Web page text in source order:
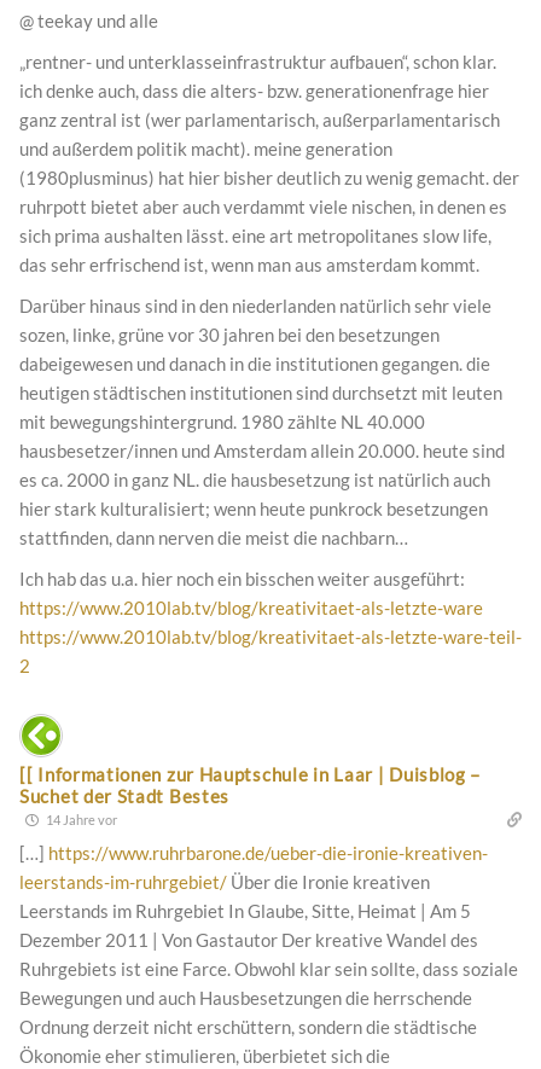
@ teekay und alle
„rentner- und unterklasseinfrastruktur aufbauen“, schon klar.
ich denke auch, dass die alters- bzw. generationenfrage hier
ganz zentral ist (wer parlamentarisch, außerparlamentarisch
und außerdem politik macht). meine generation
(1980plusminus) hat hier bisher deutlich zu wenig gemacht. der
ruhrpott bietet aber auch verdammt viele nischen, in denen es
sich prima aushalten lässt. eine art metropolitanes slow life,
das sehr erfrischend ist, wenn man aus amsterdam kommt.
Darüber hinaus sind in den niederlanden natürlich sehr viele
sozen, linke, grüne vor 30 jahren bei den besetzungen
dabeigewesen und danach in die institutionen gegangen. die
heutigen städtischen institutionen sind durchsetzt mit leuten
mit bewegungshintergrund. 1980 zählte NL 40.000
hausbesetzer/innen und Amsterdam allein 20.000. heute sind
es ca. 2000 in ganz NL. die hausbesetzung ist natürlich auch
hier stark kulturalisiert; wenn heute punkrock besetzungen
stattfinden, dann nerven die meist die nachbarn…
Ich hab das u.a. hier noch ein bisschen weiter ausgeführt:
https://www.2010lab.tv/blog/kreativitaet-als-letzte-ware
https://www.2010lab.tv/blog/kreativitaet-als-letzte-ware-teil-
2
[[ Informationen zur Hauptschule in Laar | Duisblog –
Suchet der Stadt Bestes
14 Jahre vor
[…] https://www.ruhrbarone.de/ueber-die-ironie-kreativen-
leerstands-im-ruhrgebiet/ Über die Ironie kreativen
Leerstands im Ruhrgebiet In Glaube, Sitte, Heimat | Am 5
Dezember 2011 | Von Gastautor Der kreative Wandel des
Ruhrgebiets ist eine Farce. Obwohl klar sein sollte, dass soziale
Bewegungen und auch Hausbesetzungen die herrschende
Ordnung derzeit nicht erschüttern, sondern die städtische
Ökonomie eher stimulieren, überbietet sich die